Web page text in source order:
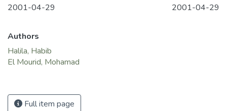
2001-04-29
2001-04-29
Authors
Halila, Habib
El Mourid, Mohamad
Full item page